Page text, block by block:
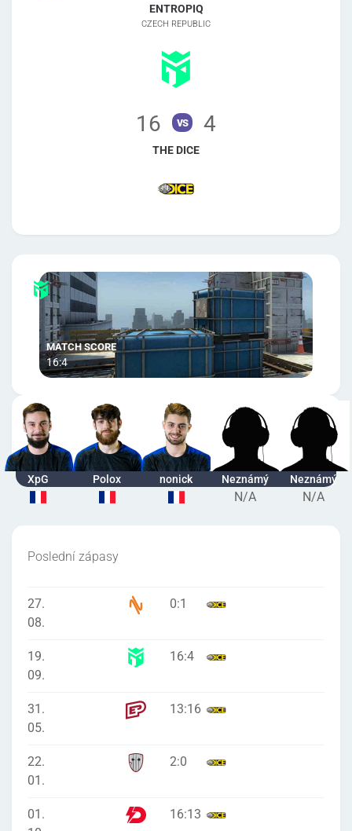
ENTROPIQ
CZECH REPUBLIC
16 vs 4
THE DICE
16:4
XpG Polox nonick Neznámý
N/A
Neznámý
N/A
Poslední zápasy
27.
08.
0:1
19.
09.
16:4
31.
05.
13:16
22.
01.
2:0
01.
16:13